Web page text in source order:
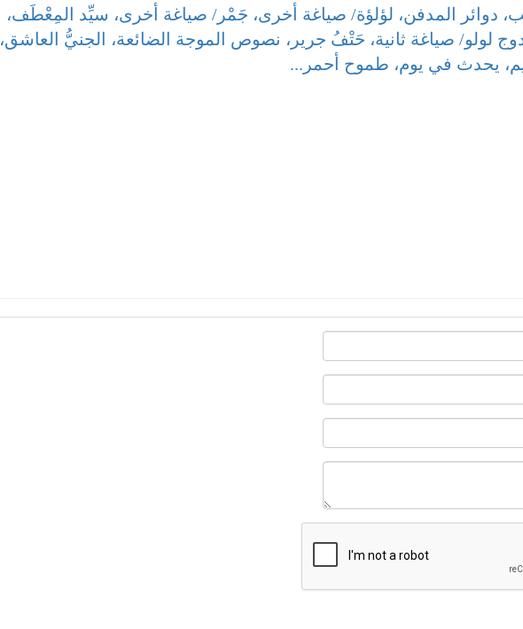
دوائر المدفن، لؤلؤة/ صياغة أخرى، جَمْر/ صياغة أخرى، سيِّد المِعْطَف،
دوج لولو/ صياغة ثانية، حَتْفُ جرير، نصوص الموجة الضائعة، الجنيُّ العاشق،
يحدث في يوم، طموح أحمر...